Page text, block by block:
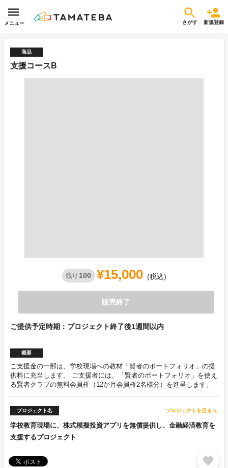
メニュー さがす 新規登録
商品
支援コースB
残り 100 ¥15,000 (税込)
販売終了
ご提供予定時期：プロジェクト終了後1週間以内
概要
ご支援金の一部は、学校現場への教材「賢者のポートフォリオ」の提
供料に充当します。 ご支援者には、「賢者のポートフォリオ」を使え
る賢者クラブの無料会員権（12か月会員権2名様分）を進呈します。
プロジェクト名 プロジェクトを見る arrow_forward
学校教育現場に、株式模擬投資アプリを無償提供し、金融経済教育を
支援するプロジェクト
favorite